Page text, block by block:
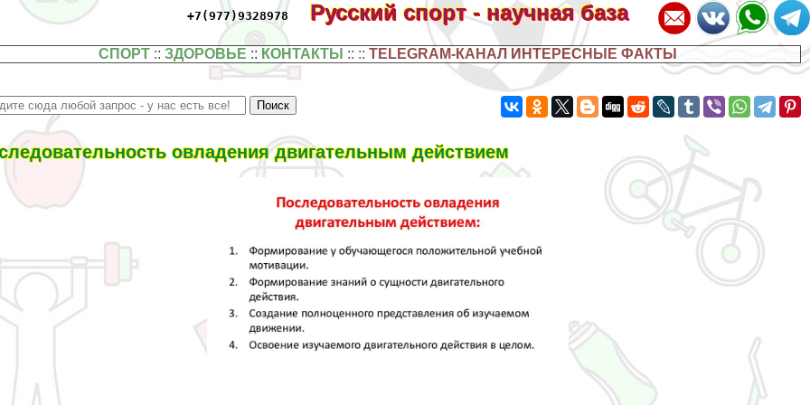
+7(977)9328978 Русский спорт - научная база
СПОРТ ::ЗДОРОВЬЕ :: КОНТАКТЫ :: ::TELEGRAM-КАНАЛ ИНТЕРЕСНЫЕ ФАКТЫ
овладения двигательным действием